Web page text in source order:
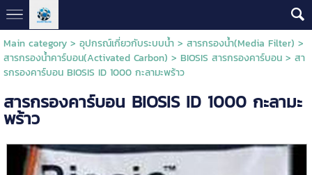
Main category> อุปกรณ์เกี่ยวกับระบบน้ำ> สารกรองน้ำ(Media Filter) >
สารกรองน้ำคาร์บอน(Activated Carbon) > BIOSIS สารกรองคาร์บอน> สา
รกรองคาร์บอน BIOSIS ID 1000 กะลามะพร้าว
สารกรองคาร์บอน BIOSIS ID 1000 กะลามะ
พร้าว